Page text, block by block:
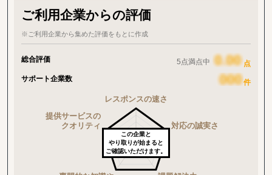
ご利用企業からの評価
※ご利用企業から集めた評価をもとに作成
総合評価 5点満点中
点
サポート企業数
件
この企業と
やり取りが始まると
ご確認いただけます。